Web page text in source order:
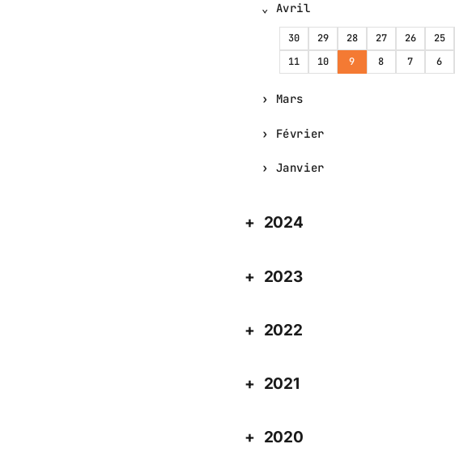
Avril
30 29 28 27 26 25
11
10 9 8 7 6
Mars
Février
Janvier
2024
2023
2022
2021
2020